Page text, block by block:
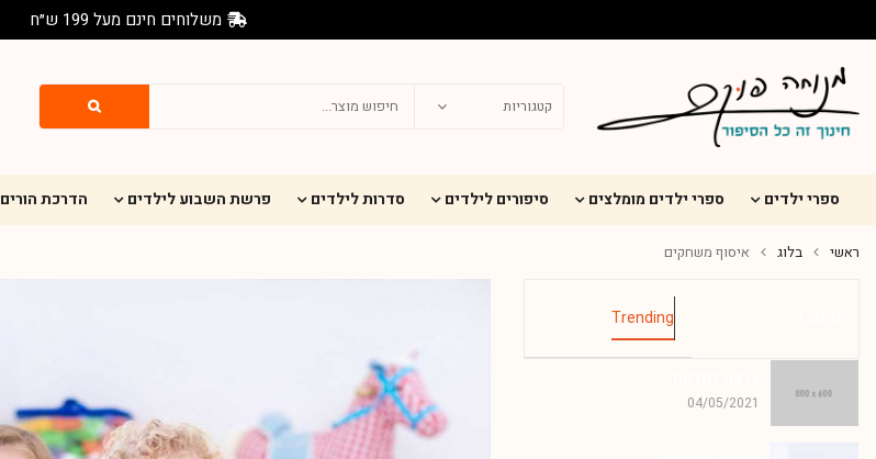
משלוחים חינם מעל 199 ש״ח
ספרי ילדים ספרי ילדים מומלצים סיפורים לילדים סדרות לילדים פרשת השבוע לילדים הדרכת הורים
ראשי בלוג איסוף משחקים
Trending
04/05/2021